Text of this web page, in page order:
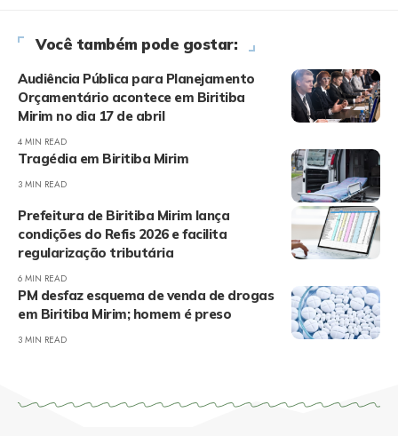
Você também pode gostar:
Audiência Pública para Planejamento
Orçamentário acontece em Biritiba
Mirim no dia 17 de abril
4 MIN READ
Tragédia em Biritiba Mirim
3 MIN READ
Prefeitura de Biritiba Mirim lança
condições do Refis 2026 e facilita
regularização tributária
6 MIN READ
PM desfaz esquema de venda de drogas
em Biritiba Mirim; homem é preso
3 MIN READ